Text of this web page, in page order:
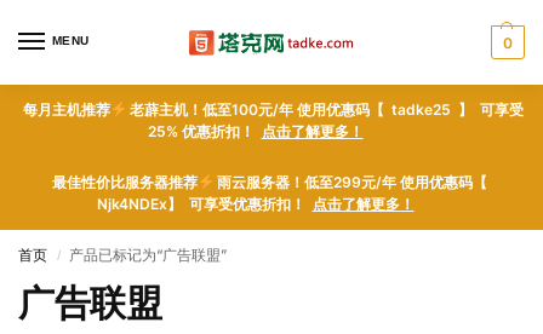
MENU 0
每月主机推荐
老薜主机！低至100元/年 使用优惠码【 tadke25 】 可享受
25% 优惠折扣！ 点击了解更多！
最佳性价比服务器推荐
雨云服务器！低至299元/年 使用优惠码【
Njk4NDEx】 可享受优惠折扣！ 点击了解更多！
首页 / 产品已标记为“广告联盟”
广告联盟